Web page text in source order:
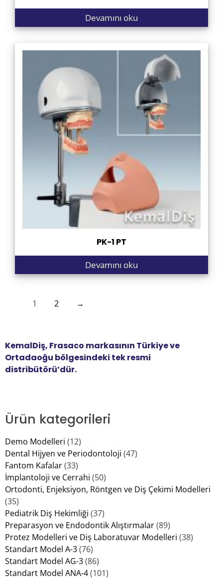
Devamını oku
PK-1 PT
Devamını oku
1 2 →
KemalDiş, Frasaco markasının Türkiye ve
Ortadaoğu bölgesindeki tek resmi
distribütörü’dür.
Ürün kategorileri
Demo Modelleri (12)
Dental Hijyen ve Periodontoloji (47)
Fantom Kafalar(33)
İmplantoloji ve Cerrahi (50)
Ortodonti, Enjeksiyon, Röntgen ve Diş Çekimi Modelleri
(35)
Pediatrik Diş Hekimliği (37)
Preparasyon ve Endodontik Alıştırmalar(89)
Protez Modelleri ve Diş Laboratuvar Modelleri (38)
Standart Model A-3(76)
Standart Model AG-3(86)
Standart Model ANA-4(101)